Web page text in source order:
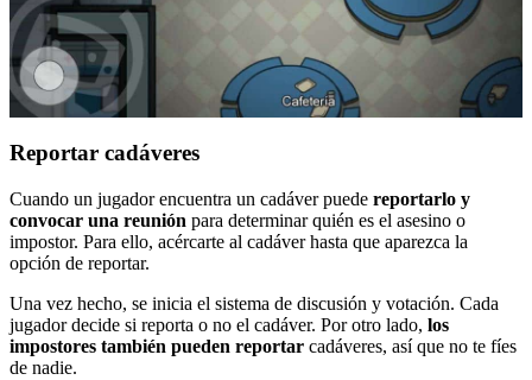
Reportar cadáveres
Cuando un jugador encuentra un cadáver puede reportarlo y
convocar una reunión para determinar quién es el asesino o
impostor. Para ello, acércarte al cadáver hasta que aparezca la
opción de reportar.
Una vez hecho, se inicia el sistema de discusión y votación. Cada
jugador decide si reporta o no el cadáver. Por otro lado, los
impostores también pueden reportar cadáveres, así que no te fíes
de nadie.